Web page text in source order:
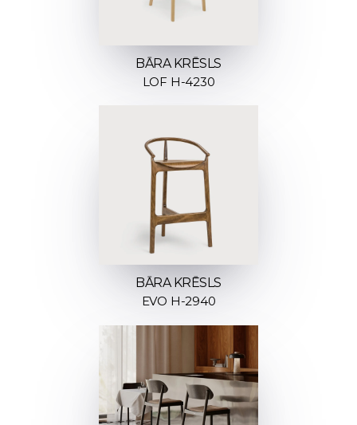
BĀRA KRĒSLS
LOF H-4230
BĀRA KRĒSLS
EVO H-2940